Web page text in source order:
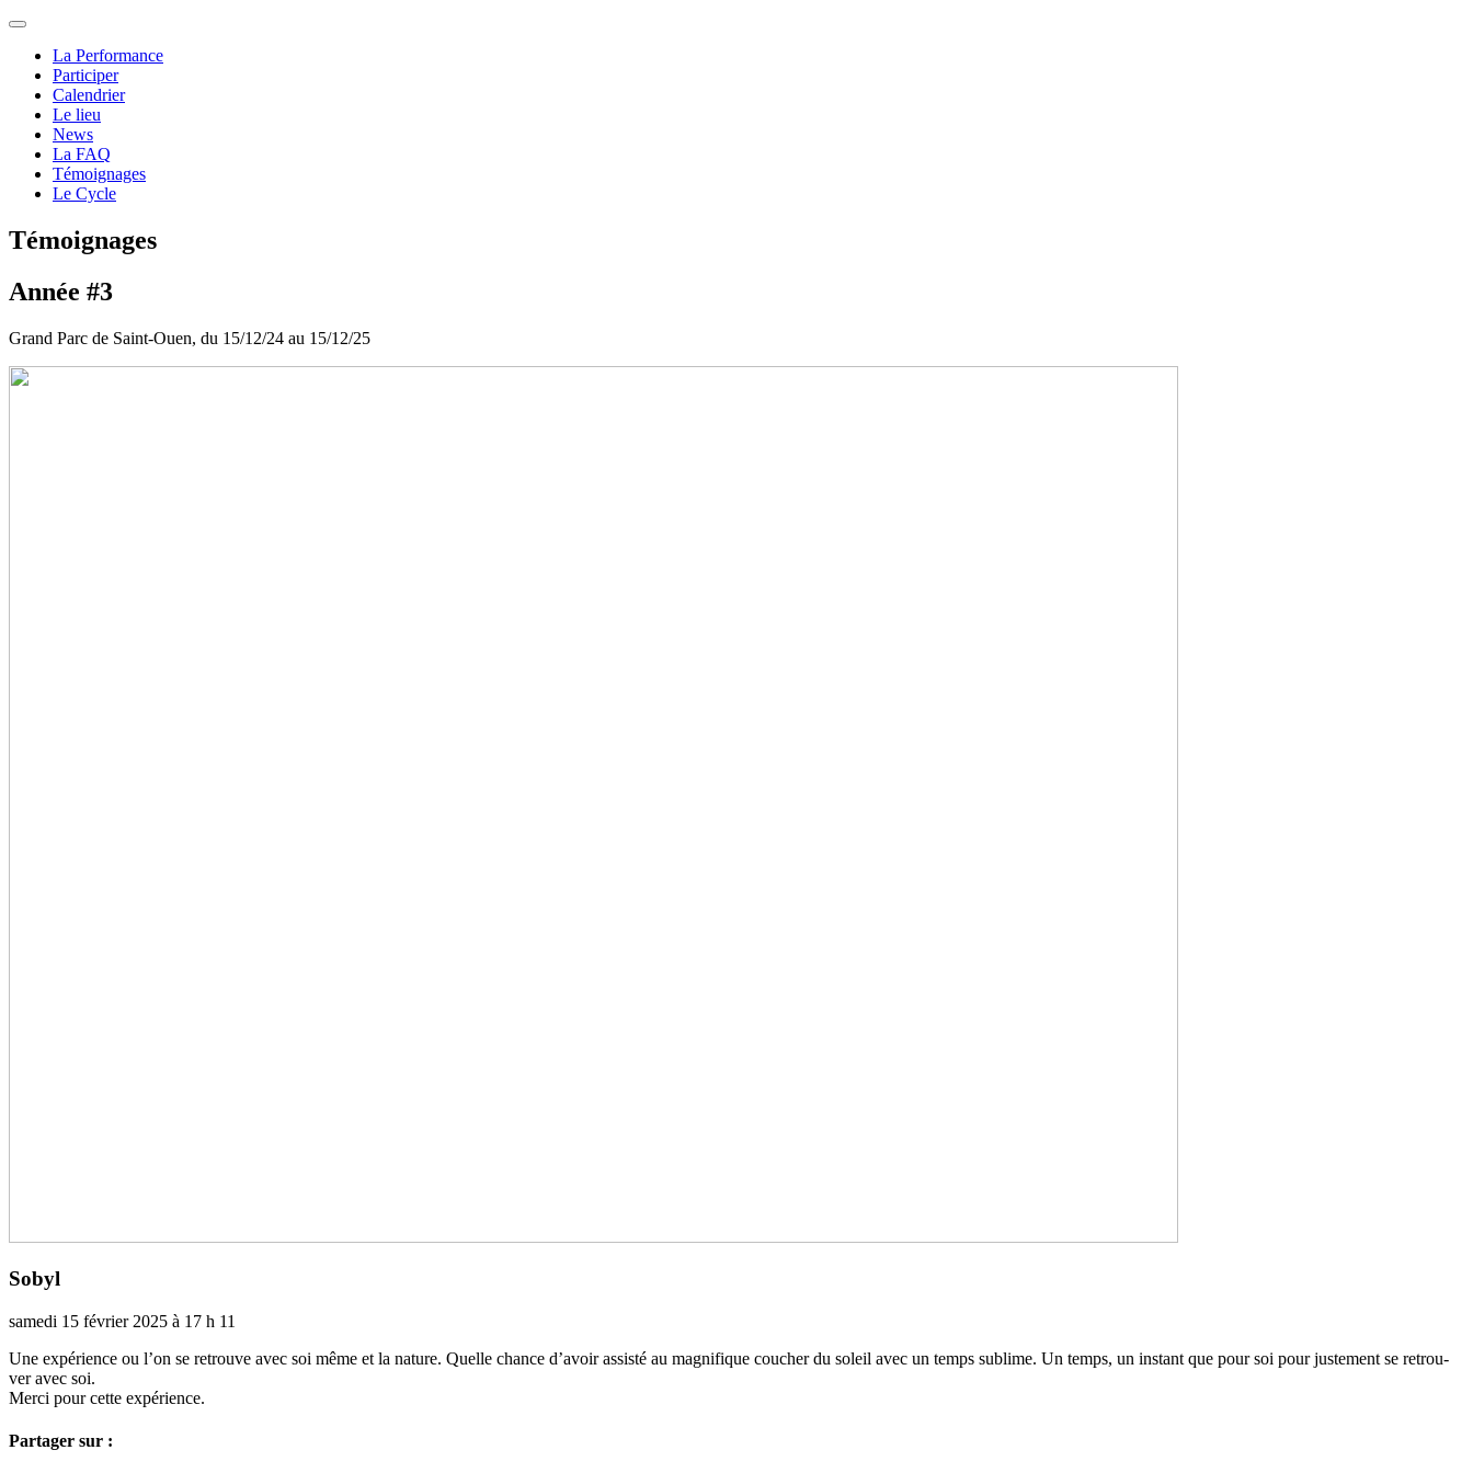
La Performance
Participer
Calendrier
Le lieu
News
La FAQ
Témoignages
Le Cycle
Témoignages
Année #3
Grand Parc de Saint-Ouen, du 15/12/24 au 15/12/25
Sobyl
samedi 15 février 2025 à 17 h 11
Une expé­rience ou l’on se retrouve avec soi même et la nature. Quelle chance d’avoir assisté au magni­fi­que cou­cher du soleil avec un temps sublime. Un temps, un ins­tant que pour soi pour jus­te­ment se retrou­
ver avec soi.
Merci pour cette expé­rience.
Partager sur :